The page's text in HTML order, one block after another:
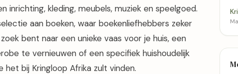
inrichting, kleding, meubels, muziek en speelgoed.
aan boeken, waar boekenliefhebbers zeker
bent naar een unieke vaas voor je huis, een
te vernieuwen of een specifiek huishoudelijk
bij Kringloop Afrika zult vinden.